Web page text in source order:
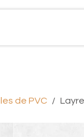
de PVC